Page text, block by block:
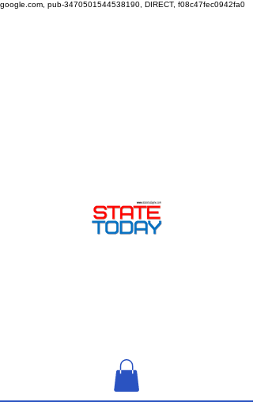
google.com, pub-3470501544538190, DIRECT, f08c47fec0942fa0